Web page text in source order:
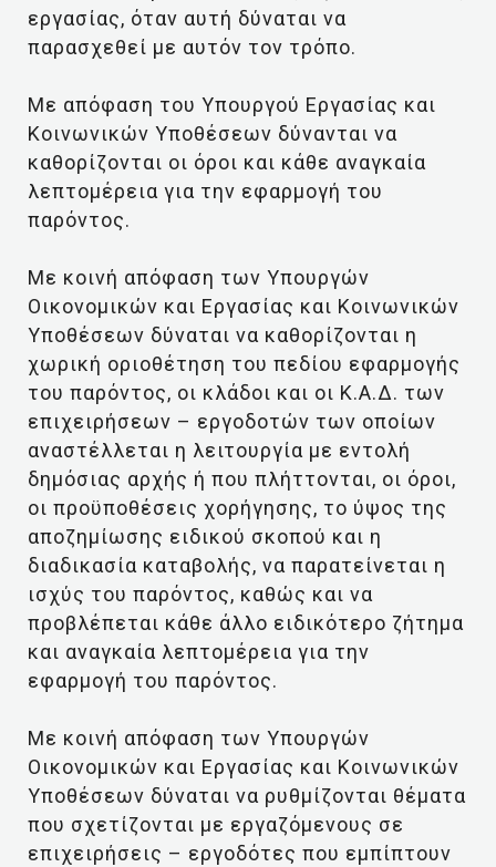
εργασίας, όταν αυτή δύναται να
παρασχεθεί με αυτόν τον τρόπο.
Με απόφαση του Υπουργού Εργασίας και
Κοινωνικών Υποθέσεων δύνανται να
καθορίζονται οι όροι και κάθε αναγκαία
λεπτομέρεια για την εφαρμογή του
παρόντος.
Με κοινή απόφαση των Υπουργών
Οικονομικών και Εργασίας και Κοινωνικών
Υποθέσεων δύναται να καθορίζονται η
χωρική οριοθέτηση του πεδίου εφαρμογής
του παρόντος, οι κλάδοι και οι Κ.Α.Δ. των
επιχειρήσεων – εργοδοτών των οποίων
αναστέλλεται η λειτουργία με εντολή
δημόσιας αρχής ή που πλήττονται, οι όροι,
οι προϋποθέσεις χορήγησης, το ύψος της
αποζημίωσης ειδικού σκοπού και η
διαδικασία καταβολής, να παρατείνεται η
ισχύς του παρόντος, καθώς και να
προβλέπεται κάθε άλλο ειδικότερο ζήτημα
και αναγκαία λεπτομέρεια για την
εφαρμογή του παρόντος.
Με κοινή απόφαση των Υπουργών
Οικονομικών και Εργασίας και Κοινωνικών
Υποθέσεων δύναται να ρυθμίζονται θέματα
που σχετίζονται με εργαζόμενους σε
επιχειρήσεις – εργοδότες που εμπίπτουν